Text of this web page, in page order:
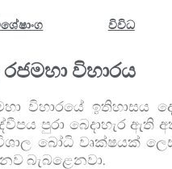
විවිධ
විහාරය
විහාරයේ ඉතිහාසය
පුරා බෙදාහැර
බෝධි වෘක්ෂයක්
බැබළෙනවා.